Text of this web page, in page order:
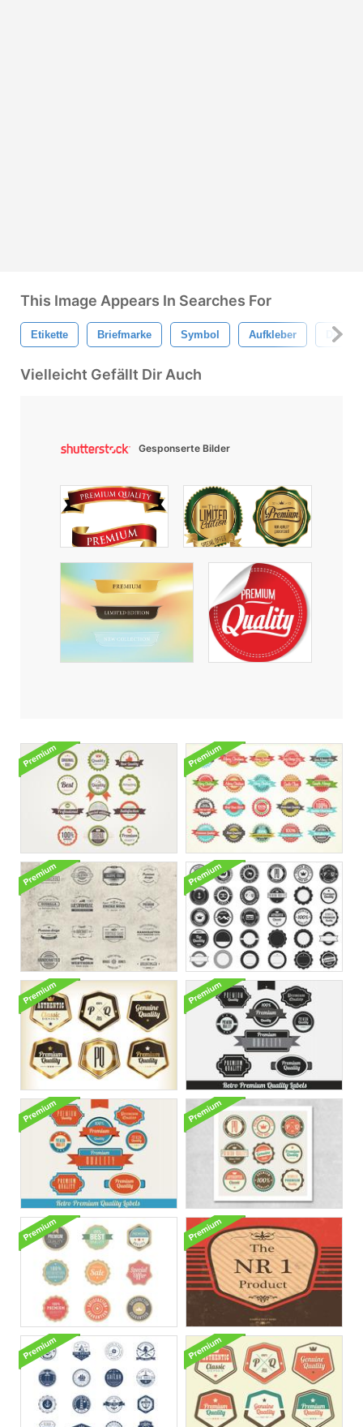
This Image Appears In Searches For
Etikette Briefmarke Symbol Aufkleber
Vielleicht Gefällt Dir Auch
Gesponserte Bilder